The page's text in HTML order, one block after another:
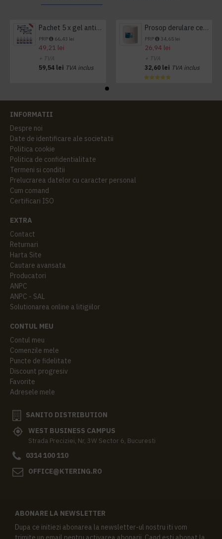
Pachet 5 x gel antibacterian 50ml si 3 x Servetele antibacteriene 48 buc Hygienium
PRP 66,43 lei
49,21 lei
+ TVA
59,54 lei TVA inclus
Prosop derulare centrala 1 pliu, 300 m Tork
PRP 34,65 lei
26,94 lei
+ TVA
32,60 lei TVA inclus
INFORMATII
Despre noi
Date de identificare ale societatii
Politica cookie
Politica de confidentialitate
Termeni si conditii
Prelucrarea datelor cu caracter personal
Cum comand
Certificari ISO
EXTRA
Contact
Returnari
Harta Site
Cautare avansata
Producatori
ANPC
ANPC - SAL
Solutionarea online a litigiilor
CONTUL MEU
Contul meu
Comenzile mele
Puncte de fidelitate
Discount progresiv
Favorite
Adresele mele
SANITO DISTRIBUTION
WEST BUSINESS CAMPUS
Strada Preciziei, Nr, 3W Sector 6, Bucuresti
0314 100 110
OFFICE@KTERING.RO
ABONARE LA NEWSLETTER
Dupa ce initiezi abonarea la newsletter-ul nostru iti vom